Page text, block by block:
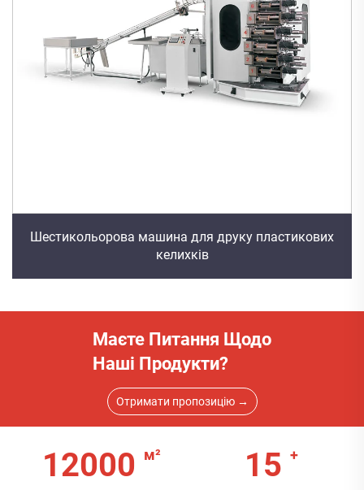
Шестикольорова машина для друку пластикових
келихків
Маєте Питання Щодо
Наші Продукти?
Отримати пропозицію →
12000 15